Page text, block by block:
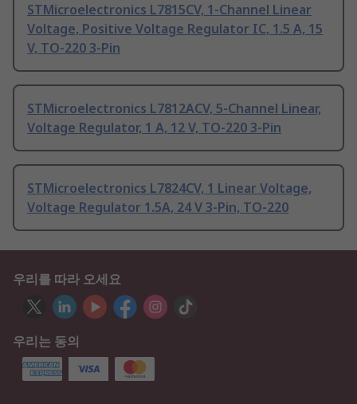
STMicroelectronics L7815CV, 1-Channel Linear
Voltage, Positive Voltage Regulator IC, 1.5 A, 15
V, TO-220 3-Pin
STMicroelectronics L7812ACV, 5-Channel Linear,
Voltage Regulator, 1 A, 12 V, TO-220 3-Pin
STMicroelectronics L7824CV, 1 Linear Voltage,
Voltage Regulator 1.5A, 24 V 3-Pin, TO-220
우리를 따라 오세요
우리는 동의